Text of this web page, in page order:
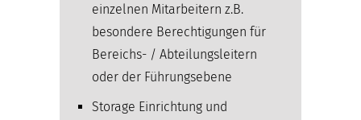
einzelnen Mitarbeitern z.B.
besondere Berechtigungen für
Bereichs- / Abteilungsleitern
oder der Führungsebene
Storage Einrichtung und